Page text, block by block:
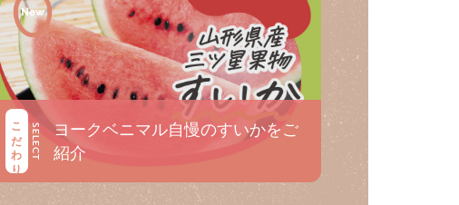
こだわり SELECT
ヨークベニマル自慢のすいかをご
紹介